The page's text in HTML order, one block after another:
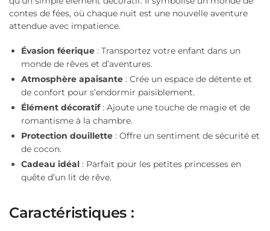
contes de fées, où chaque nuit est une nouvelle aventure
attendue avec impatience.
Évasion féerique : Transportez votre enfant dans un
monde de rêves et d’aventures.
Atmosphère apaisante : Crée un espace de détente et
de confort pour s’endormir paisiblement.
Élément décoratif: Ajoute une touche de magie et de
romantisme à la chambre.
Protection douillette : Offre un sentiment de sécurité et
de cocon.
Cadeau idéal : Parfait pour les petites princesses en
quête d’un lit de rêve.
Caractéristiques :